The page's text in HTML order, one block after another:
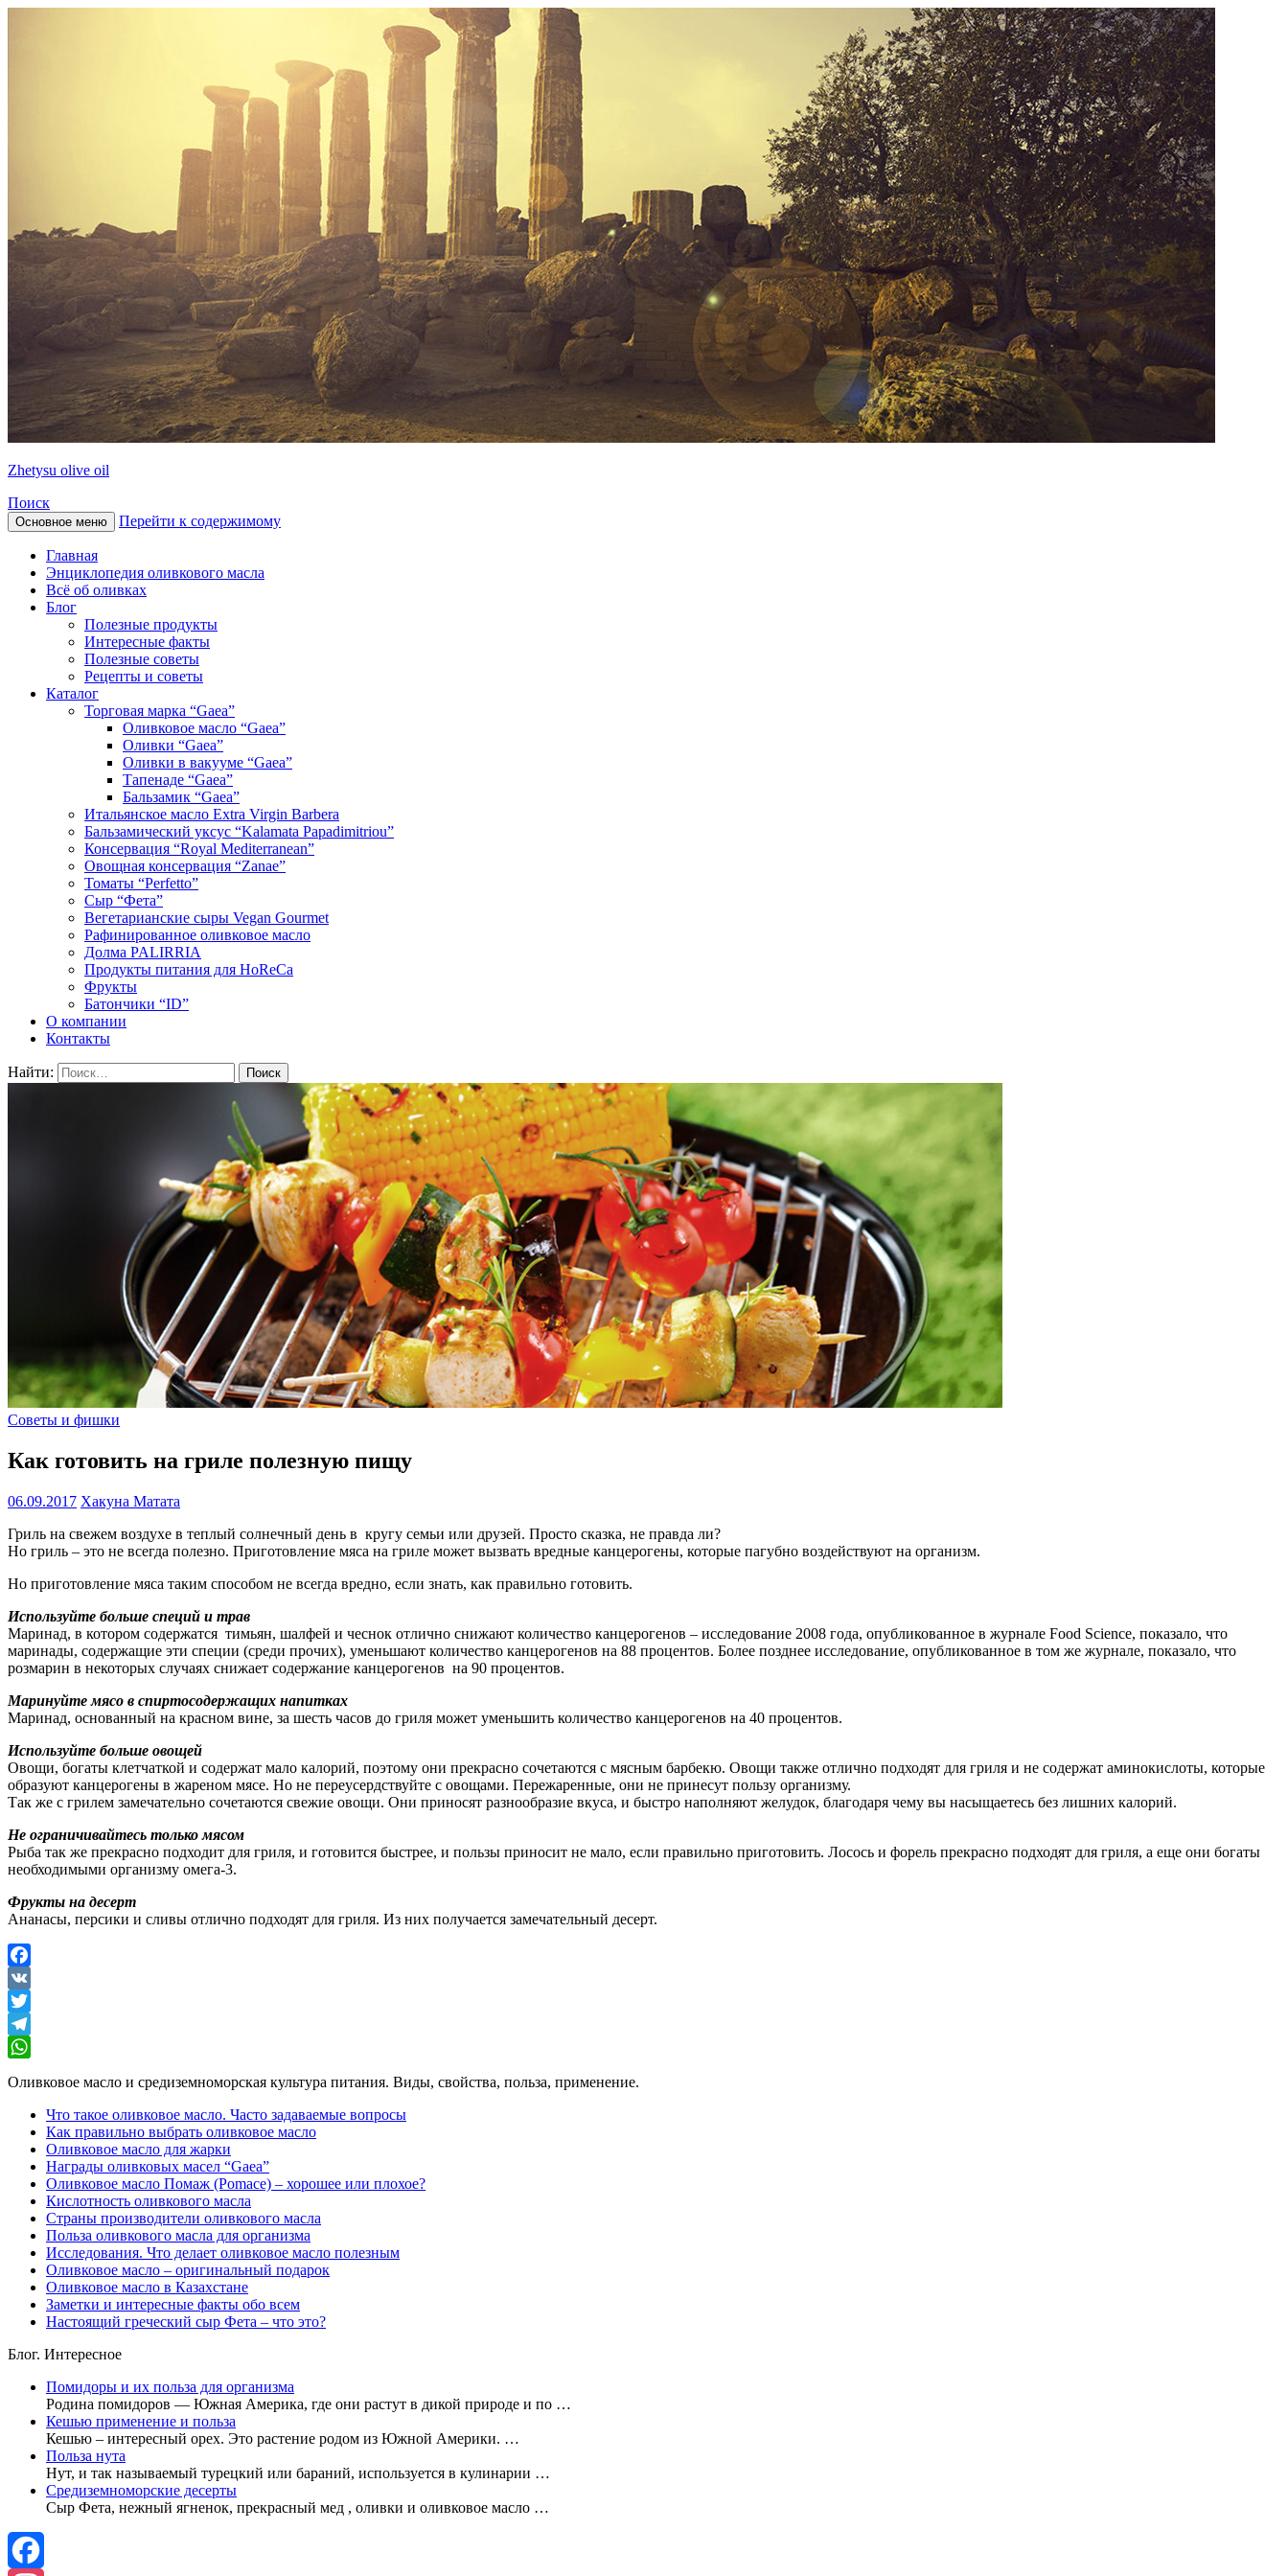
Zhetysu olive oil
Поиск
Основное меню Перейти к содержимому
Главная
Энциклопедия оливкового масла
Всё об оливках
Блог
Полезные продукты
Интересные факты
Полезные советы
Рецепты и советы
Каталог
Торговая марка “Gaea”
Оливковое масло “Gaea”
Оливки “Gaea”
Оливки в вакууме “Gaea”
Тапенаде “Gaea”
Бальзамик “Gaea”
Итальянское масло Extra Virgin Barbera
Бальзамический уксус “Kalamata Papadimitriou”
Консервация “Royal Mediterranean”
Овощная консервация “Zanae”
Томаты “Perfetto”
Сыр “Фета”
Вегетарианские сыры Vegan Gourmet
Рафинированное оливковое масло
Долма PALIRRIA
Продукты питания для HoReCa
Фрукты
Батончики “ID”
О компании
Контакты
Найти:
Советы и фишки
Как готовить на гриле полезную пищу
06.09.2017 Хакуна Матата
Гриль на свежем воздухе в теплый солнечный день в кругу семьи или друзей. Просто сказка, не правда ли?
Но гриль – это не всегда полезно. Приготовление мяса на гриле может вызвать вредные канцерогены, которые пагубно воздействуют на организм.
Но приготовление мяса таким способом не всегда вредно, если знать, как правильно готовить.
Используйте больше специй и трав
Маринад, в котором содержатся тимьян, шалфей и чеснок отлично снижают количество канцерогенов – исследование 2008 года, опубликованное в журнале Food Science, показало, что
маринады, содержащие эти специи (среди прочих), уменьшают количество канцерогенов на 88 процентов. Более позднее исследование, опубликованное в том же журнале, показало, что
розмарин в некоторых случаях снижает содержание канцерогенов на 90 процентов.
Маринуйте мясо в спиртосодержащих напитках
Маринад, основанный на красном вине, за шесть часов до гриля может уменьшить количество канцерогенов на 40 процентов.
Используйте больше овощей
Овощи, богаты клетчаткой и содержат мало калорий, поэтому они прекрасно сочетаются с мясным барбекю. Овощи также отлично подходят для гриля и не содержат аминокислоты, которые
образуют канцерогены в жареном мясе. Но не переусердствуйте с овощами. Пережаренные, они не принесут пользу организму.
Так же с грилем замечательно сочетаются свежие овощи. Они приносят разнообразие вкуса, и быстро наполняют желудок, благодаря чему вы насыщаетесь без лишних калорий.
Не ограничивайтесь только мясом
Рыба так же прекрасно подходит для гриля, и готовится быстрее, и пользы приносит не мало, если правильно приготовить. Лосось и форель прекрасно подходят для гриля, а еще они богаты
необходимыми организму омега-3.
Фрукты на десерт
Ананасы, персики и сливы отлично подходят для гриля. Из них получается замечательный десерт.
Facebook
VK
Twitter
Telegram
Оливковое масло и средиземноморская культура питания. Виды, свойства, польза, применение.
Что такое оливковое масло. Часто задаваемые вопросы
Как правильно выбрать оливковое масло
Оливковое масло для жарки
Награды оливковых масел “Gaea”
Оливковое масло Помаж (Pomace) – хорошее или плохое?
Кислотность оливкового масла
Страны производители оливкового масла
Польза оливкового масла для организма
Исследования. Что делает оливковое масло полезным
Оливковое масло – оригинальный подарок
Оливковое масло в Казахстане
Заметки и интересные факты обо всем
Настоящий греческий сыр Фета – что это?
Блог. Интересное
Помидоры и их польза для организма
Родина помидоров — Южная Америка, где они растут в дикой природе и по …
Кешью применение и польза
Кешью – интересный орех. Это растение родом из Южной Америки. …
Польза нута
Нут, и так называемый турецкий или бараний, используется в кулинарии …
Средиземноморские десерты
Сыр Фета, нежный ягненок, прекрасный мед , оливки и оливковое масло …